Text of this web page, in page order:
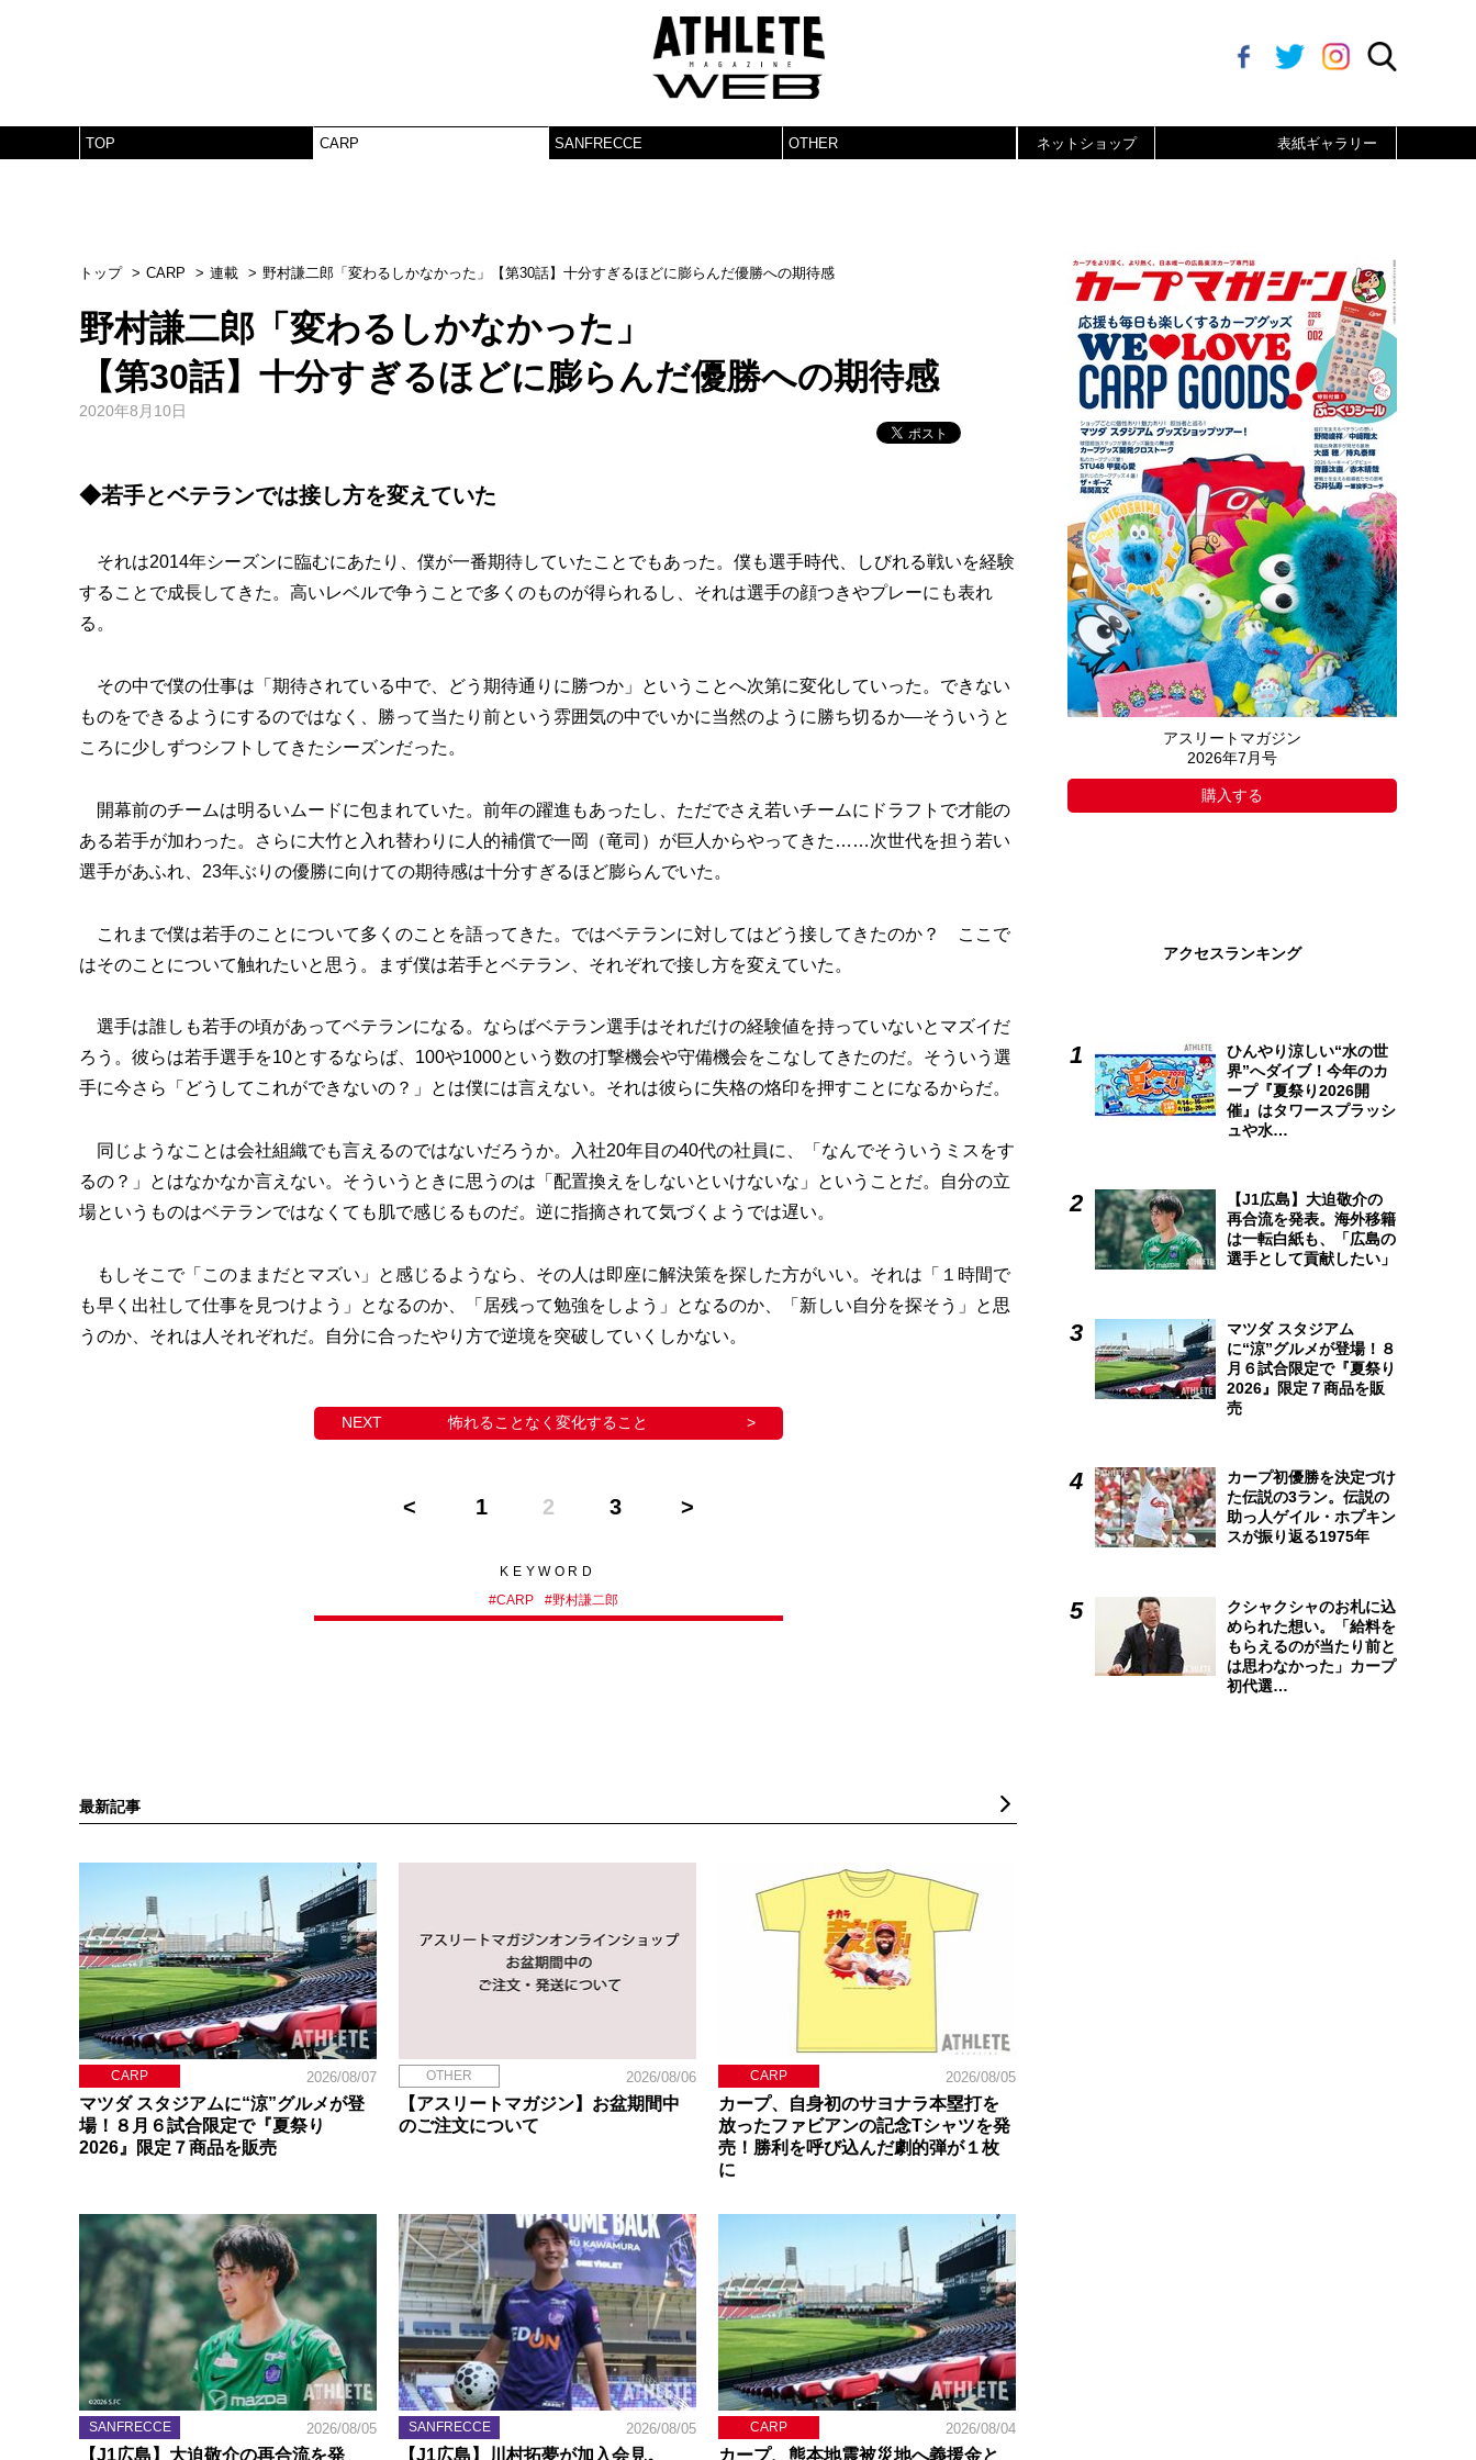
TOP CARP SANFRECCE OTHER ネットショップ 表紙ギャラリー
トップ CARP 連載 野村謙二郎「変わるしかなかった」【第30話】十分すぎるほどに膨らんだ優勝への期待感
野村謙二郎「変わるしかなかった」
【第30話】十分すぎるほどに膨らんだ優勝への期待感
2020年8月10日
◆若手とベテランでは接し方を変えていた
それは2014年シーズンに臨むにあたり、僕が一番期待していたことでもあった。僕も選手時代、しびれる戦いを経験
することで成長してきた。高いレベルで争うことで多くのものが得られるし、それは選手の顔つきやプレーにも表れ
る。
その中で僕の仕事は「期待されている中で、どう期待通りに勝つか」ということへ次第に変化していった。できない
ものをできるようにするのではなく、勝って当たり前という雰囲気の中でいかに当然のように勝ち切るか―そういうと
ころに少しずつシフトしてきたシーズンだった。
開幕前のチームは明るいムードに包まれていた。前年の躍進もあったし、ただでさえ若いチームにドラフトで才能の
ある若手が加わった。さらに大竹と入れ替わりに人的補償で一岡（竜司）が巨人からやってきた……次世代を担う若い
選手があふれ、23年ぶりの優勝に向けての期待感は十分すぎるほど膨らんでいた。
これまで僕は若手のことについて多くのことを語ってきた。ではベテランに対してはどう接してきたのか？ ここで
はそのことについて触れたいと思う。まず僕は若手とベテラン、それぞれで接し方を変えていた。
選手は誰しも若手の頃があってベテランになる。ならばベテラン選手はそれだけの経験値を持っていないとマズイだ
ろう。彼らは若手選手を10とするならば、100や1000という数の打撃機会や守備機会をこなしてきたのだ。そういう選
手に今さら「どうしてこれができないの？」とは僕には言えない。それは彼らに失格の烙印を押すことになるからだ。
同じようなことは会社組織でも言えるのではないだろうか。入社20年目の40代の社員に、「なんでそういうミスをす
るの？」とはなかなか言えない。そういうときに思うのは「配置換えをしないといけないな」ということだ。自分の立
場というものはベテランではなくても肌で感じるものだ。逆に指摘されて気づくようでは遅い。
もしそこで「このままだとマズい」と感じるようなら、その人は即座に解決策を探した方がいい。それは「１時間で
も早く出社して仕事を見つけよう」となるのか、「居残って勉強をしよう」となるのか、「新しい自分を探そう」と思
うのか、それは人それぞれだ。自分に合ったやり方で逆境を突破していくしかない。
怖れることなく変化すること
1 2 3
KEYWORD
#CARP #野村謙二郎
最新記事
CARP 2026/08/07
マツダ スタジアムに“涼”グルメが登
場！８月６試合限定で『夏祭り
2026』限定７商品を販売
OTHER 2026/08/06
【アスリートマガジン】お盆期間中
のご注文について
CARP 2026/08/05
カープ、自身初のサヨナラ本塁打を
放ったファビアンの記念Tシャツを発
売！勝利を呼び込んだ劇的弾が１枚
に
SANFRECCE 2026/08/05
【J1広島】大迫敬介の再合流を発
SANFRECCE 2026/08/05
【J1広島】川村拓夢が加入会見。
CARP 2026/08/04
カープ、熊本地震被災地へ義援金と
アスリートマガジン
2026年7月号
購入する
アクセスランキング
ひんやり涼しい“水の世
界”へダイブ！今年のカ
ープ『夏祭り2026開
催』はタワースプラッシ
ュや水…
【J1広島】大迫敬介の
再合流を発表。海外移籍
は一転白紙も、「広島の
選手として貢献したい」
マツダ スタジアム
に“涼”グルメが登場！８
月６試合限定で『夏祭り
2026』限定７商品を販
売
カープ初優勝を決定づけ
た伝説の3ラン。伝説の
助っ人ゲイル・ホプキン
スが振り返る1975年
クシャクシャのお札に込
められた想い。「給料を
もらえるのが当たり前と
は思わなかった」カープ
初代選…